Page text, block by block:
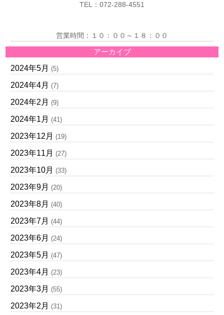
TEL：072-288-4551
営業時間：１０：００～１８：００
アーカイブ
2024年5月 (5)
2024年4月 (7)
2024年2月 (9)
2024年1月 (41)
2023年12月 (19)
2023年11月 (27)
2023年10月 (33)
2023年9月 (20)
2023年8月 (40)
2023年7月 (44)
2023年6月 (24)
2023年5月 (47)
2023年4月 (23)
2023年3月 (55)
2023年2月 (31)